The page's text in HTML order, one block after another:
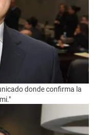
donde confirma la